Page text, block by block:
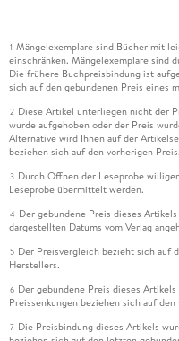
1 Mängelexemplare sind Bücher mit
einschränken. Mängelexemplare sind
Die frühere Buchpreisbindung ist
sich auf den gebundenen Preis eines
2 Diese Artikel unterliegen nicht der
wurde aufgehoben oder der Preis
Alternative wird Ihnen auf der
beziehen sich auf den vorherigen Preis.
3 Durch Öffnen der Leseprobe
Leseprobe übermittelt werden.
4 Der gebundene Preis dieses
dargestellten Datums vom Verlag
5 Der Preisvergleich bezieht sich auf
Herstellers.
6 Der gebundene Preis dieses
Preissenkungen beziehen sich auf
7 Die Preisbindung dieses Artikels